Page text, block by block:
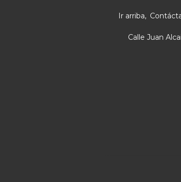
Ir arriba
Calle Juan